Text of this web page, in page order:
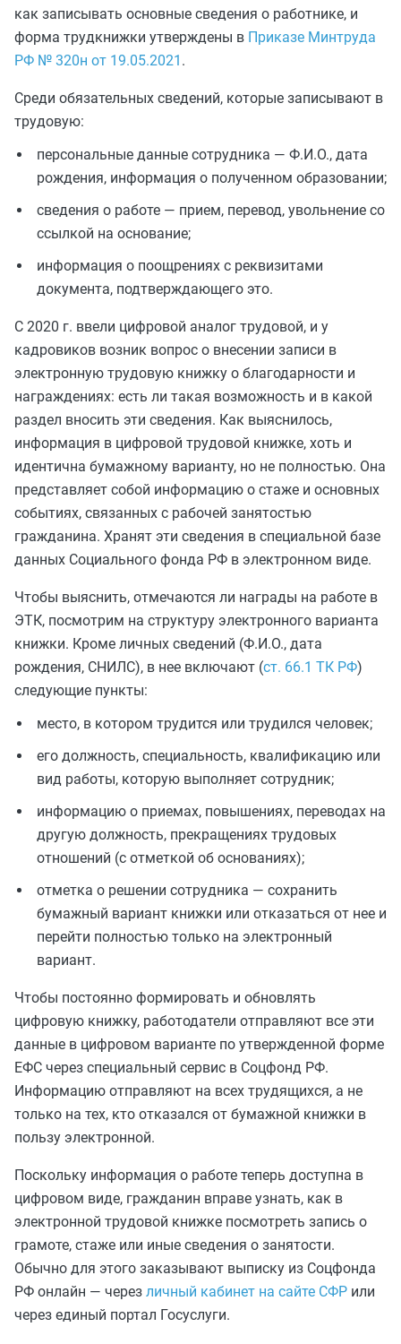
как записывать основные сведения о работнике, и
форма трудкнижки утверждены в Приказе Минтруда
РФ № 320н от 19.05.2021 .
Среди обязательных сведений, которые записывают в
трудовую:
персональные данные сотрудника — Ф.И.О., дата
рождения, информация о полученном образовании;
сведения о работе — прием, перевод, увольнение со
ссылкой на основание;
информация о поощрениях с реквизитами
документа, подтверждающего это.
С 2020 г. ввели цифровой аналог трудовой, и у
кадровиков возник вопрос о внесении записи в
электронную трудовую книжку о благодарности и
награждениях: есть ли такая возможность и в какой
раздел вносить эти сведения. Как выяснилось,
информация в цифровой трудовой книжке, хоть и
идентична бумажному варианту, но не полностью. Она
представляет собой информацию о стаже и основных
событиях, связанных с рабочей занятостью
гражданина. Хранят эти сведения в специальной базе
данных Социального фонда РФ в электронном виде.
Чтобы выяснить, отмечаются ли награды на работе в
ЭТК, посмотрим на структуру электронного варианта
книжки. Кроме личных сведений (Ф.И.О., дата
рождения, СНИЛС), в нее включают (ст. 66.1 ТК РФ)
следующие пункты:
место, в котором трудится или трудился человек;
его должность, специальность, квалификацию или
вид работы, которую выполняет сотрудник;
информацию о приемах, повышениях, переводах на
другую должность, прекращениях трудовых
отношений (с отметкой об основаниях);
отметка о решении сотрудника — сохранить
бумажный вариант книжки или отказаться от нее и
перейти полностью только на электронный
вариант.
Чтобы постоянно формировать и обновлять
цифровую книжку, работодатели отправляют все эти
данные в цифровом варианте по утвержденной форме
ЕФС через специальный сервис в Соцфонд РФ.
Информацию отправляют на всех трудящихся, а не
только на тех, кто отказался от бумажной книжки в
пользу электронной.
Поскольку информация о работе теперь доступна в
цифровом виде, гражданин вправе узнать, как в
электронной трудовой книжке посмотреть запись о
грамоте, стаже или иные сведения о занятости.
Обычно для этого заказывают выписку из Соцфонда
РФ онлайн — через личный кабинет на сайте СФР или
через единый портал Госуслуги.